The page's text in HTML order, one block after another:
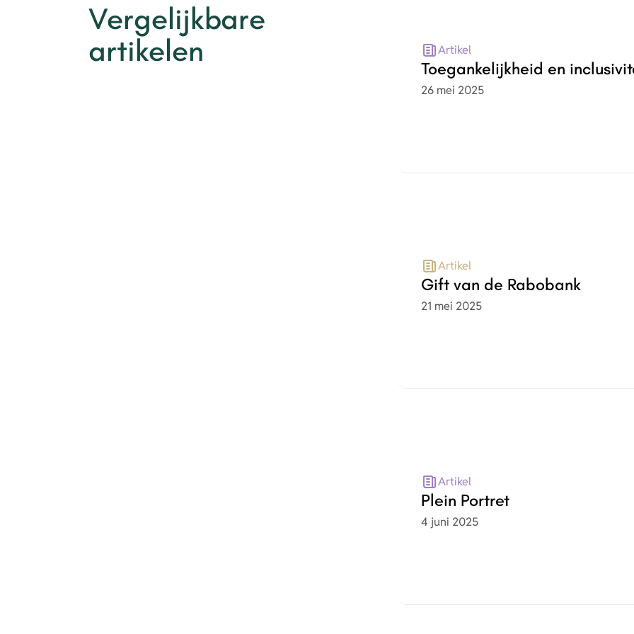
Vergelijkbare
artikelen
Artikel
Toegankelijkheid en
Datum
26 mei 2025
Artikel
Gift van de Rabobank
Datum
21 mei 2025
Artikel
Plein Portret
Datum
4 juni 2025